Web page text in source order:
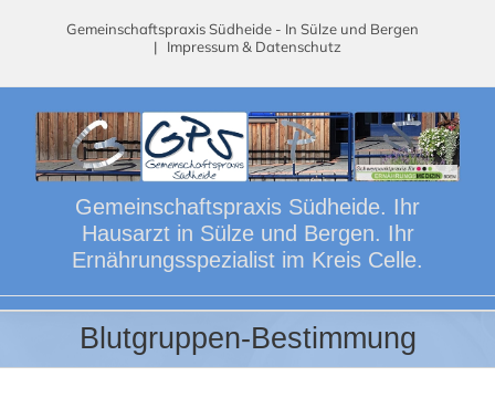
Gemeinschaftspraxis Südheide - In Sülze und Bergen
| Impressum & Datenschutz
Gemeinschaftspraxis Südheide. Ihr
Hausarzt in Sülze und Bergen. Ihr
Ernährungsspezialist im Kreis Celle.
Blutgruppen-Bestimmung